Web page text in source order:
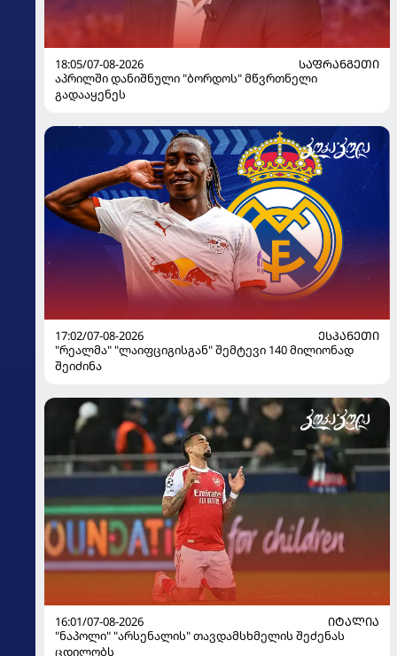
18:05/07-08-2026
ᲡᲐᲤᲠᲐᲜᲒᲔᲗᲘ
აპრილში დანიშნული "ბორდოს" მწვრთნელი
გადააყენეს
17:02/07-08-2026
ᲔᲡᲞᲐᲜᲔᲗᲘ
"რეალმა" "ლაიფციგისგან" შემტევი 140 მილიონად
შეიძინა
16:01/07-08-2026
ᲘᲢᲐᲚᲘᲐ
"ნაპოლი" "არსენალის" თავდამსხმელის შეძენას
ცდილობს